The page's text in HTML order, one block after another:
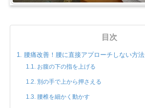
目次
腰痛改善！腰に直接アプローチしない方法
お腹の下の指を上げる
別の手で上から押さえる
腰椎を細かく動かす